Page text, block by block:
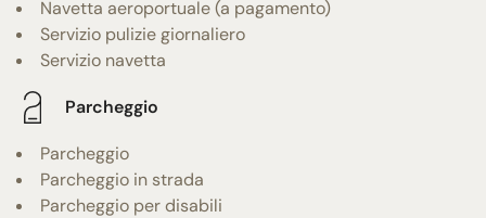
Navetta aeroportuale (a pagamento)
Servizio pulizie giornaliero
Servizio navetta
Parcheggio
Parcheggio
Parcheggio in strada
Parcheggio per disabili